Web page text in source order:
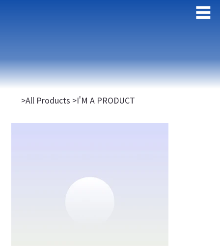
>All Products >I'M A PRODUCT